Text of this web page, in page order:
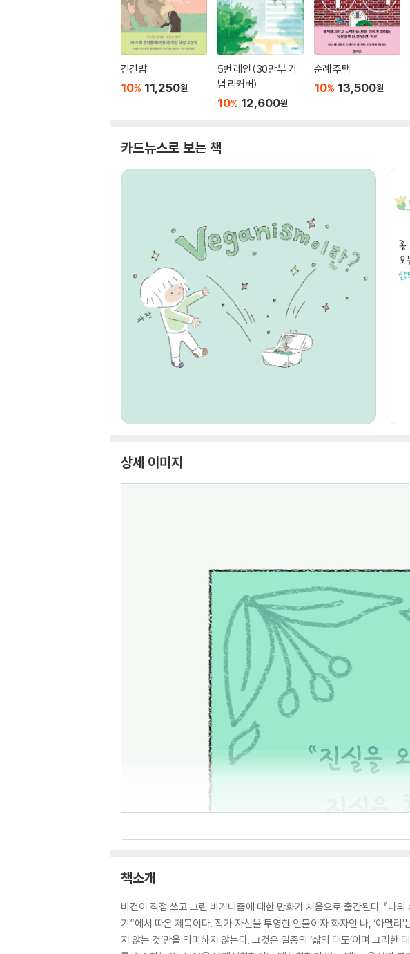
긴긴밤
10% 11,250원
5번 레인 (30만 부 기
념 리커버)
10% 12,600원
순례 주택
10% 13,500원
카드뉴스로 보는 책
상세 이미지
책소개
비건이 직접 쓰고 그린 비거니즘에 대한 만화가 처음으로 출간된다. 『나
기”에서 따온 제목이다. 작가 자신을 투영한 인물이자 화자인 나, ‘아멜리
지 않는 것’만을 의미하지 않는다. 그것은 일종의 ‘삶의 태도’이며 그러